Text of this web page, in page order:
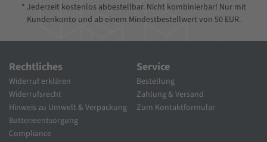
* Jederzeit kostenlos abbestellbar. Nicht kombinierbar! Nur mit
Kundenkonto und ab einem Mindestbestellwert von 50 EUR.
Rechtliches
Widerruf erklären
Widerrufsrecht
Hinweis zu Umwelt & Verpackung
Batterieentsorgung
Compliance
Service
Bestellung
Zahlung & Versand
Zum Kontaktformular